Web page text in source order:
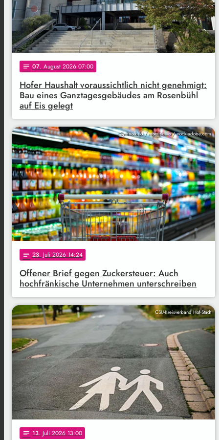
notes 07. August 2026 07:00
Hofer Haushalt voraussichtlich nicht genehmigt:
Bau eines Ganztagesgebäudes am Rosenbühl
auf Eis gelegt
Symbolbild / monticellllo / stock.adobe.com
notes 23. Juli 2026 14:24
Offener Brief gegen Zuckersteuer: Auch
hochfränkische Unternehmen unterschreiben
CSU-Kreisverband Hof-Stadt
notes 13. Juli 2026 13:00